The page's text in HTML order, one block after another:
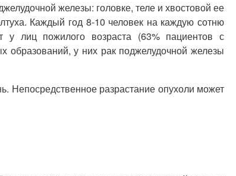
железы: головке, теле и хвостовой ее
Каждый год 8-10 человек на каждую сотню
у лиц пожилого возраста (63% пациентов с
образований, у них рак поджелудочной железы
Непосредственное разрастание опухоли может